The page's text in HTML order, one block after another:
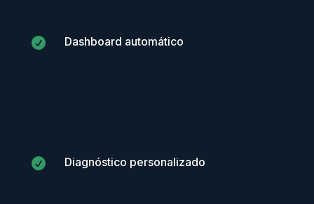
 Dashboard automático
 Diagnóstico personalizado